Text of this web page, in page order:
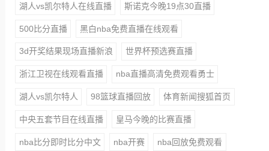
湖人vs凯尔特人在线直播 斯诺克今晚19点30直播
500比分直播 黑白nba免费直播在线观看
3d开奖结果现场直播新浪 世界杯预选赛直播
浙江卫视在线观看直播 nba直播高清免费观看勇士
湖人vs凯尔特人 98篮球直播回放 体育新闻搜狐首页
中央五套节目在线直播 皇马今晚的比赛直播
nba比分即时比分中文 nba开赛 nba回放免费观看